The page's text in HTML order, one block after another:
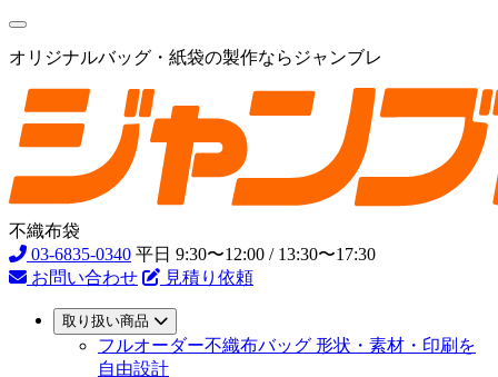
オリジナルバッグ・紙袋の製作ならジャンブレ
不織布袋
03-6835-0340 平日 9:30〜12:00 / 13:30〜17:30
お問い合わせ
見積り依頼
取り扱い商品
フルオーダー不織布バッグ 形状・素材・印刷を
自由設計